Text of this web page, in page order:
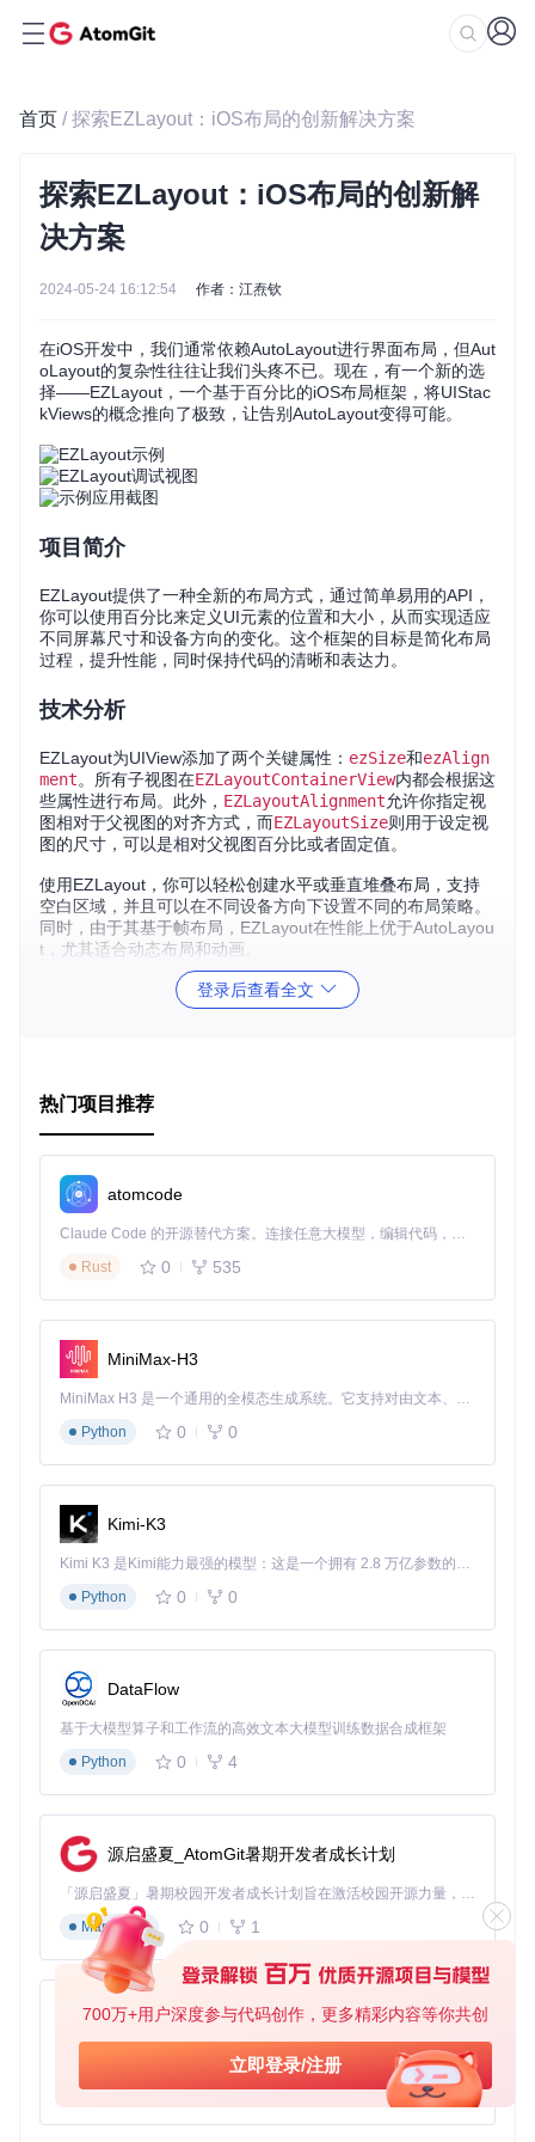
700万+用户深度参与代码创作，更多精彩内容等你共创
立即登录/注册
首页 / 探索EZLayout：iOS布局的创新解决方案
探索EZLayout：iOS布局的创新解
决方案
2024-05-24 16:12:54 作者：江焘钦
在iOS开发中，我们通常依赖AutoLayout进行界面布局，但Aut
oLayout的复杂性往往让我们头疼不已。现在，有一个新的选
择——EZLayout，一个基于百分比的iOS布局框架，将UIStac
kViews的概念推向了极致，让告别AutoLayout变得可能。
项目简介
EZLayout提供了一种全新的布局方式，通过简单易用的API，
你可以使用百分比来定义UI元素的位置和大小，从而实现适应
不同屏幕尺寸和设备方向的变化。这个框架的目标是简化布局
过程，提升性能，同时保持代码的清晰和表达力。
技术分析
EZLayout为UIView添加了两个关键属性： ezSize和ezAlign
ment。所有子视图在EZLayoutContainerView内都会根据这
些属性进行布局。此外， EZLayoutAlignment允许你指定视
图相对于父视图的对齐方式，而EZLayoutSize则用于设定视
图的尺寸，可以是相对父视图百分比或者固定值。
使用EZLayout，你可以轻松创建水平或垂直堆叠布局，支持
空白区域，并且可以在不同设备方向下设置不同的布局策略。
同时，由于其基于帧布局，EZLayout在性能上优于AutoLayou
t，尤其适合动态布局和动画。
动态调整UI元素大小，如在滚动时隐藏或显示某些视图。
项目特点
：与AutoLayout相比，EZLayout的API更加简
洁，易于理解和记忆。
图时。
动态布局
配置。
调试友好 ：启用调试模式后，可以看到清晰的边界线，便
如果你厌倦了AutoLayout的繁琐，想要尝试一种新的布局方
式，EZLayout无疑是值得你探索的优秀工具。立即加入EZLay
登录后查看全文
热门项目推荐
atomcode
Claude Code 的开源替代方案。连接任意大模型，编辑代码，运行命令，自动验证 — 全自动执行。用 Rust 构建，极致性能。 ｜ An open-source alternative to Claude Code. Connect any LLM, edit code, run commands, and verify changes — autonomously. Built in Rust for speed. Get Started
Rust
0 535
MiniMax-H3
MiniMax H3 是一个通用的全模态生成系统。它支持对由文本、图像、视频和音频组成的多模态上下文进行统一理解，并能生成分辨率高达 2K、时长可达 15 秒的带原生立体声音频的视频。得益于面向任务泛化的系统设计，H3 在预训练阶段就已具备广泛的多模态上下文理解与生成能力，能够出色地执行复杂的多模态指令。
Python
0 0
Kimi-K3
Kimi K3 是Kimi能力最强的模型：这是一个拥有 2.8 万亿参数的混合专家（MoE）模型，具备原生视觉理解能力，并支持 100 万 token 的上下文窗口。
Python
0 0
DataFlow
基于大模型算子和工作流的高效文本大模型训练数据合成框架
Python
0 4
源启盛夏_AtomGit暑期开发者成长计划
「源启盛夏」暑期校园开发者成长计划旨在激活校园开源力量，通过积分激励、认证扶持、资源倾斜等形式，引导高校组织和开发者完成「入驻 — 建项目 — 做贡献 — 获认证 — 得资源」的完整闭环。无论你是想带领社团入驻平台的组织者，还是希望用代码贡献证明自己的开发者，都能在这里找到属于你的成长路径。
Markdown
0 1
py-xiaozhi
基于Python的Xiaozhi AI，适用于想要完整Xiaozhi体验而无需拥有专用硬件的用户。
Python
0 1